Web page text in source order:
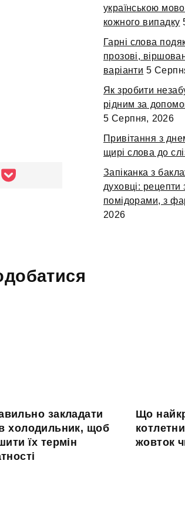
українською
кожного випадку
Гарні слова
прозові,
варіанти 5
Як зробити
рідним за
5 Серпня, 2026
Привітання з
щирі слова до
Запіканка з
духовці:
помідорами, з
2026
закладати
холодильник, щоб
їх термін
Що
жовток